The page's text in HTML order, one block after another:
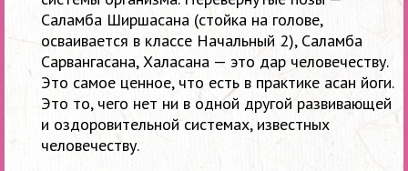
Саламба Ширшасана (стойка на голове,
осваивается в классе Начальный 2), Саламба
Сарвангасана, Халасана — это дар человечеству.
Это самое ценное, что есть в практике асан йоги.
Это то, чего нет ни в одной другой развивающей
и оздоровительной системах, известных
человечеству.